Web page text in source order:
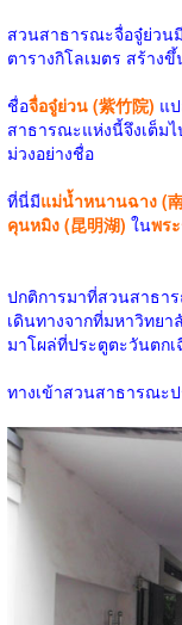
สวนสาธารณะจื่อจู๋ย่วน
ตารางกิโลเมตร สร้างขึ้
ชื่อจื่อจู๋ย่วน (紫竹院) แ
สาธารณะแห่งนี้จึงเต็ม
ม่วงอย่างชื่อ
ที่นี่มีแม่น้ำหนานฉาง (
คุนหมิง (昆明湖) ในพร
ปกติการมาที่สวนสาธา
เดินทางจากที่มหาวิทยา
มาโผล่ที่ประตูตะวันตกเ
ทางเข้าสวนสาธารณะ